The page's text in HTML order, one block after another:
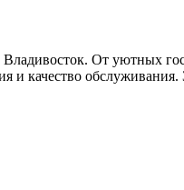
От уютных
качество